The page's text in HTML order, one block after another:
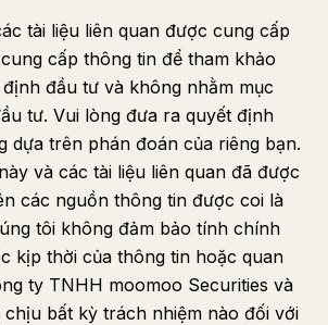
tài liệu liên quan được cung cấp
cấp thông tin để tham khảo
đầu tư và không nhằm mục
tư. Vui lòng đưa ra quyết định
dựa trên phán đoán của riêng bạn.
và các tài liệu liên quan đã được
các nguồn thông tin được coi là
tôi không đảm bảo tính chính
kịp thời của thông tin hoặc quan
ty TNHH moomoo Securities và
chịu bất kỳ trách nhiệm nào đối với